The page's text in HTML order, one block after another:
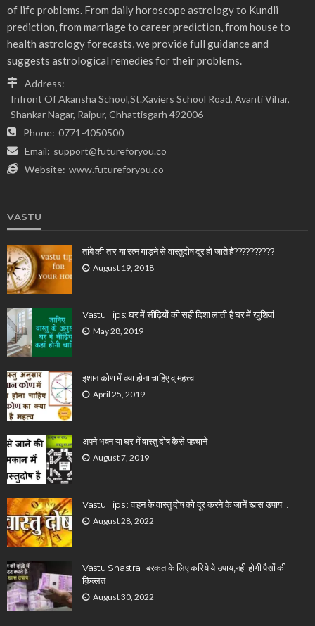
of life problems. From daily horoscope astrology to Kundli
prediction, from marriage to career prediction, from house to
health astrology forecasts, we provide full guidance and
suggests astrological remedies for their problems.
Address:
Infront Of Akansha School,St.Xaviers School Road, Avanti Vihar,
Shankar Nagar, Raipur, Chhattisgarh 492006
Phone: 0771-4050500
Email: support@futureforyou.co
Website: www.futureforyou.co
VASTU
तांबे की तार या रत्न गाड़ने से वास्तुदोष दूर हो जाते है??????????
August 19, 2018
Vastu Tips: घर में सीढ़ियों की सही दिशा लाती है घर में खुशियां
May 28, 2019
इशान कोण में क्या होना चाहिए व् महत्त्व
April 25, 2019
अपने भवन या घर में वास्तु दोष कैसे पहचाने
August 7, 2019
Vastu Tips : वाहन के वास्तु दोष को दूर करने के जानें खास उपाय…
August 28, 2022
Vastu Shastra : बरकत के लिए करिये ये उपाय,नही होगी पैसों की
क़िल्लत
August 30, 2022